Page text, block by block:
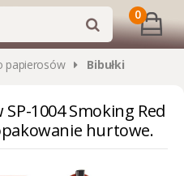
0
papierosów Bibułki
1004 Smoking Red
hurtowe.